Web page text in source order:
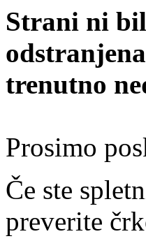
Strani ni
trenutno
Prosimo
Če ste
preverite